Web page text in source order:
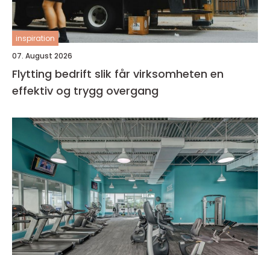
inspiration
07. August 2026
Flytting bedrift slik får virksomheten en
effektiv og trygg overgang